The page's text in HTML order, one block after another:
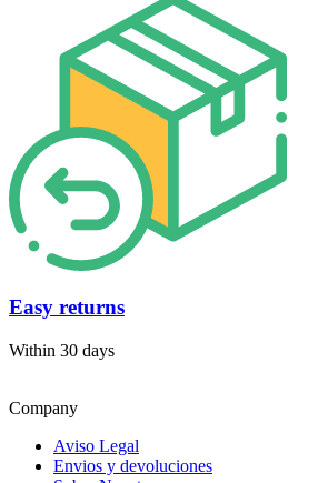
Easy returns
Within 30 days
Company
Aviso Legal
Envios y devoluciones